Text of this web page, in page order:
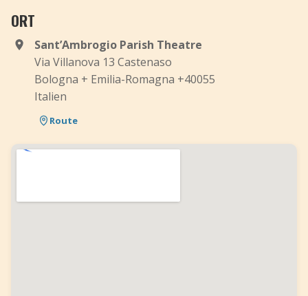
ORT
Sant’Ambrogio Parish Theatre
Via Villanova 13 Castenaso
Bologna + Emilia-Romagna +40055
Italien
Route